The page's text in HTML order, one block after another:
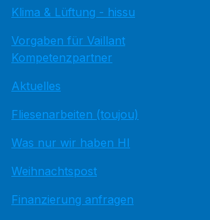
Klima & Lüftung - hissu
Vorgaben für Vaillant
Kompetenzpartner
Aktuelles
Fliesenarbeiten (toujou)
Was nur wir haben HI
Weihnachtspost
Finanzierung anfragen